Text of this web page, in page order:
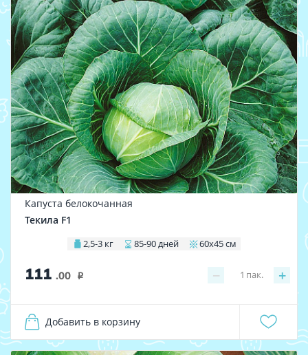
Капуста белокочанная
Текила F1
2,5-3 кг 85-90 дней 60х45 см
111 .00 i − +
1 пак.
Добавить в корзину